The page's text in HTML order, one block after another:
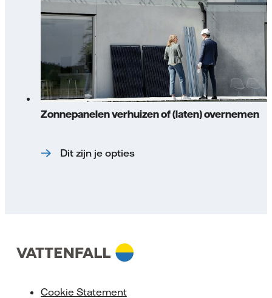
Zonnepanelen verhuizen of (laten) overnemen
Dit zijn je opties
Cookie Statement